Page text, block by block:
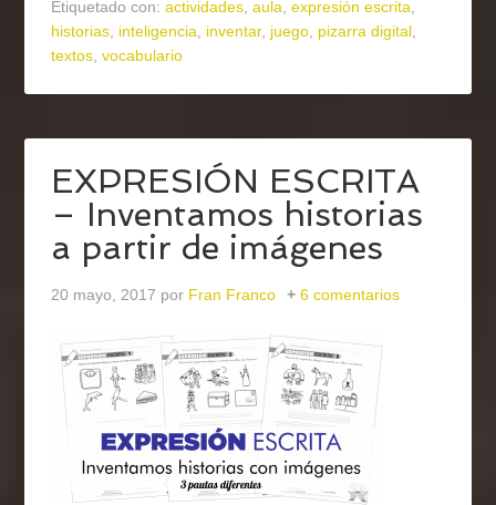
Etiquetado con:actividades,aula,expresión escrita,
historias, inteligencia, inventar, juego, pizarra digital,
textos,vocabulario
EXPRESIÓN ESCRITA
– Inventamos historias
a partir de imágenes
20 mayo, 2017 por Fran Franco 6 comentarios